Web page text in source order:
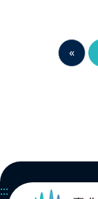
«
:::